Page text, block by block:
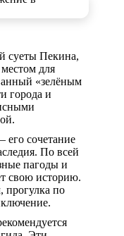
суеты Пекина,
для
«зелёным
города и
его сочетание
По всей
пагоды и
свою историю.
прогулка по